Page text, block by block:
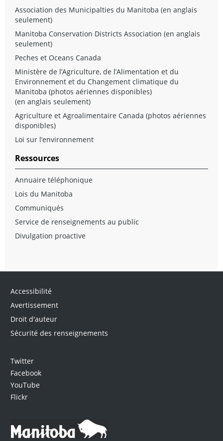
Association des Municipalties du Manitoba (en anglais
seulement)
Manitoba Conservation Districts Association (en anglais
seulement)
Peches et Oceans Canada
Ministère de l’Agriculture, de l’Alimentation et du
Environnement et du Changement climatique du
Manitoba (photos aériennes disponibles)
(en anglais seulement)
Agriculture et Agroalimentaire Canada (photos aériennes
disponibles)
Loi sur l’environnement
Ressources
Annuaire téléphonique
Lois du Manitoba
Communiqués
Service de renseignements au public
Divulgation proactive
Accessibilité
Avertissement
Droit d'auteur
Sécurité des renseignements
Twitter
Facebook
YouTube
Flickr